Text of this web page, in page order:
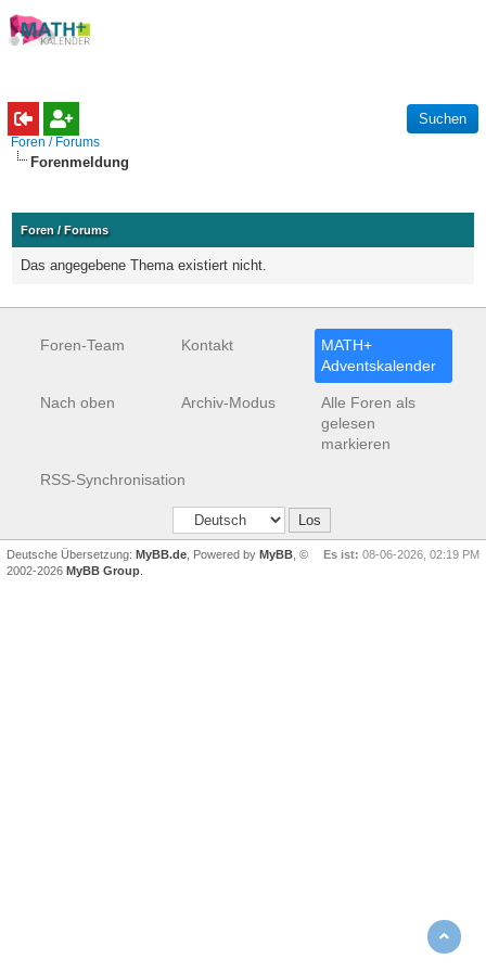
Foren / Forums
Forenmeldung
Foren / Forums
Das angegebene Thema existiert nicht.
Foren-Team Kontakt
MATH+
Adventskalender
Nach oben Archiv-Modus
Alle Foren als
gelesen
markieren
RSS-Synchronisation
Es ist: 08-06-2026, 02:19 PM
Deutsche Übersetzung: MyBB.de , Powered by MyBB , ©
2002-2026 MyBB Group